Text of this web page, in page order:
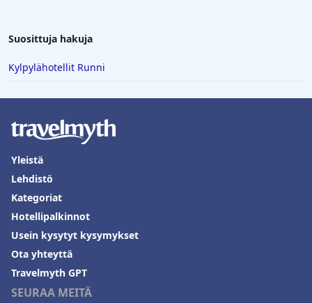
Suosittuja hakuja
Kylpylähotellit Runni
SEURAA MEITÄ
Yleistä
Lehdistö
Kategoriat
Hotellipalkinnot
Usein kysytyt kysymykset
Ota yhteyttä
Travelmyth GPT